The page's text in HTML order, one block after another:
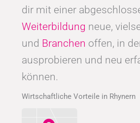
dir mit einer
Weiterbildung neue,
und Branchen offen, in
ausprobieren und neu
können.
Wirtschaftliche Vorteile in Rhynern